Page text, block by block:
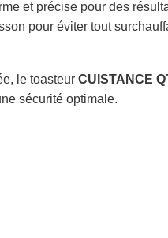
et précise pour des
pour éviter tout
le toasteur CUISTANCE
sécurité optimale.